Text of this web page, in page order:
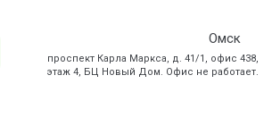
Омск
проспект Карла Маркса, д. 41/1, офис 438,
этаж 4, БЦ Новый Дом. Офис не работает.